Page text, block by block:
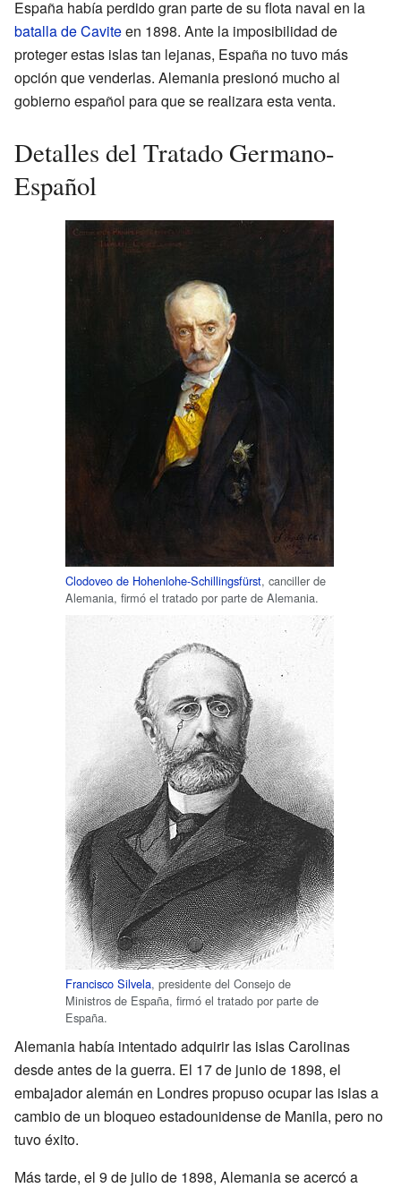
España había perdido gran parte de su flota naval en la
batalla de Caviteen 1898. Ante la imposibilidad de
proteger estas islas tan lejanas, España no tuvo más
opción que venderlas. Alemania presionó mucho al
gobierno español para que se realizara esta venta.
Detalles del Tratado Germano-
Español
Clodoveo de Hohenlohe-Schillingsfürst, canciller de
Alemania, firmó el tratado por parte de Alemania.
Francisco Silvela, presidente del Consejo de
Ministros de España, firmó el tratado por parte de
España.
Alemania había intentado adquirir las islas Carolinas
desde antes de la guerra. El 17 de junio de 1898, el
embajador alemán en Londres propuso ocupar las islas a
cambio de un bloqueo estadounidense de Manila, pero no
tuvo éxito.
Más tarde, el 9 de julio de 1898, Alemania se acercó a